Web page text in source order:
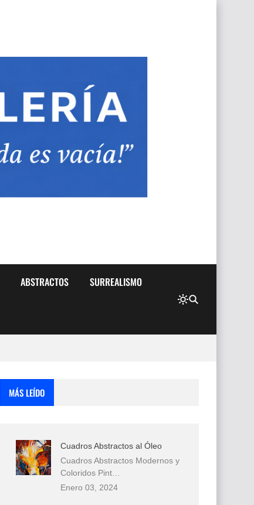
ABSTRACTOS SURREALISMO
MÁS LEÍDO
Cuadros Abstractos al Óleo
Cuadros Abstractos Modernos y
Coloridos Pint…
Enero 03, 2024